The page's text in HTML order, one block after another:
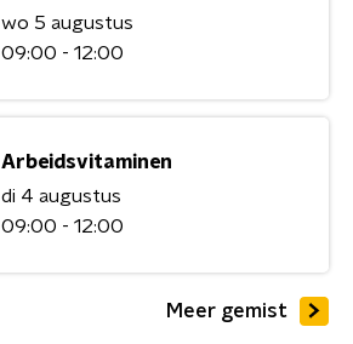
wo 5 augustus
09:00 - 12:00
Arbeidsvitaminen
di 4 augustus
09:00 - 12:00
Meer gemist